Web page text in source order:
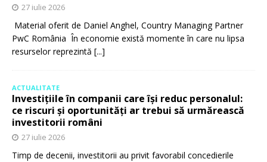
27 iulie 2026
Material oferit de Daniel Anghel, Country Managing Partner
PwC România În economie există momente în care nu lipsa
resurselor reprezintă [...]
ACTUALITATE
Investițiile în companii care își reduc personalul:
ce riscuri și oportunități ar trebui să urmărească
investitorii români
27 iulie 2026
Timp de decenii, investitorii au privit favorabil concedierile